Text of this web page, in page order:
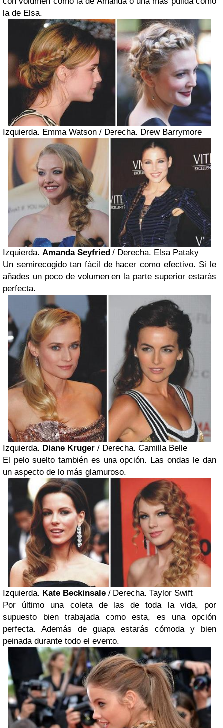
la de Elsa.
Izquierda. Emma Watson / Derecha. Drew Barrymore
Izquierda. Amanda Seyfried / Derecha. Elsa Pataky
Un semirecogido tan fácil de hacer como efectivo. Si le
añades un poco de volumen en la parte superior estarás
perfecta.
Izquierda. Diane Kruger / Derecha. Camilla Belle
El pelo suelto también es una opción. Las ondas le dan
un aspecto de lo más glamuroso.
Izquierda. Kate Beckinsale / Derecha. Taylor Swift
Por último una coleta de las de toda la vida, por
supuesto bien trabajada como esta, es una opción
perfecta. Además de guapa estarás cómoda y bien
peinada durante todo el evento.